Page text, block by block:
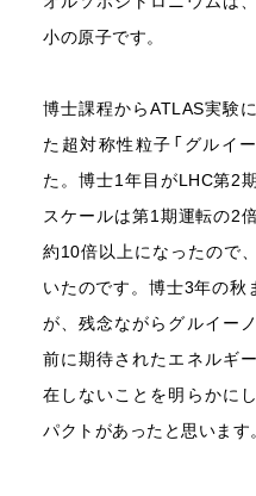
小の原子です。
博士課程からATLAS実験
た超対称性粒子「グルイ
た。博士1年目がLHC第2
スケールは第1期運転の2
約10倍以上になったので
いたのです。博士3年の秋
が、残念ながらグルイー
前に期待されたエネルギ
在しないことを明らかに
パクトがあったと思います。